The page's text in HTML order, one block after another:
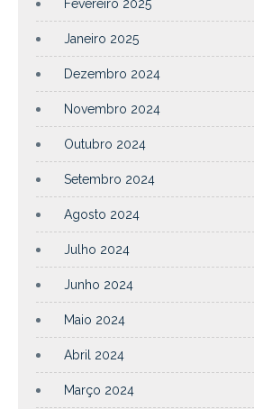
Fevereiro 2025
Janeiro 2025
Dezembro 2024
Novembro 2024
Outubro 2024
Setembro 2024
Agosto 2024
Julho 2024
Junho 2024
Maio 2024
Abril 2024
Março 2024